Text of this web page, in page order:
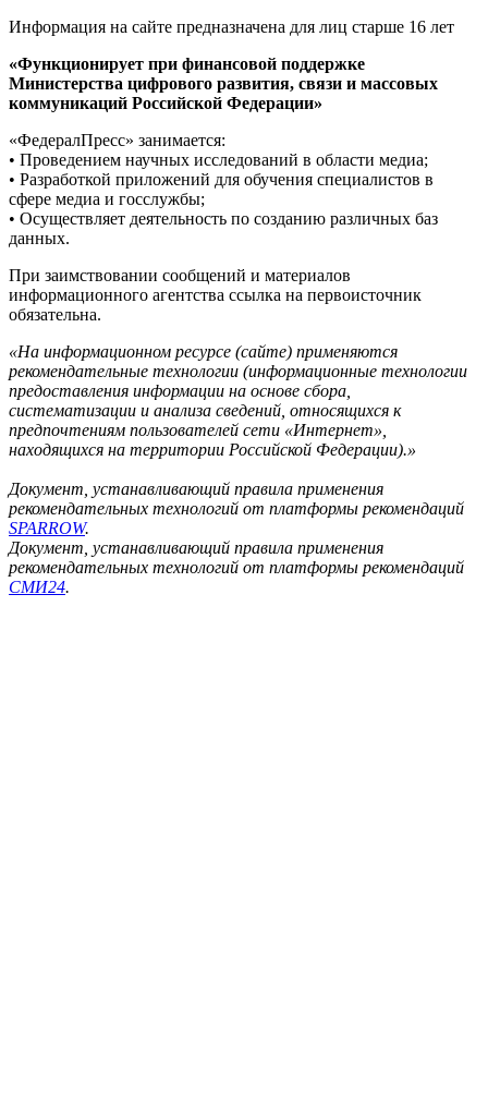
Информация на сайте предназначена для лиц старше 16 лет
«Функционирует при финансовой поддержке
Министерства цифрового развития, связи и массовых
коммуникаций Российской Федерации»
«ФедералПресс» занимается:
• Проведением научных исследований в области медиа;
• Разработкой приложений для обучения специалистов в
сфере медиа и госслужбы;
• Осуществляет деятельность по созданию различных баз
данных.
При заимствовании сообщений и материалов
информационного агентства ссылка на первоисточник
обязательна.
«На информационном ресурсе (сайте) применяются
рекомендательные технологии (информационные технологии
предоставления информации на основе сбора,
систематизации и анализа сведений, относящихся к
предпочтениям пользователей сети «Интернет»,
находящихся на территории Российской Федерации).»
Документ, устанавливающий правила применения
рекомендательных технологий от платформы рекомендаций
SPARROW.
Документ, устанавливающий правила применения
рекомендательных технологий от платформы рекомендаций
СМИ24.